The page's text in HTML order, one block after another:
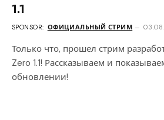
1.1
SPONSOR: ОФИЦИАЛЬНЫЙ СТРИМ
Только что, прошел стрим
Zero 1.1! Рассказываем и
обновлении!